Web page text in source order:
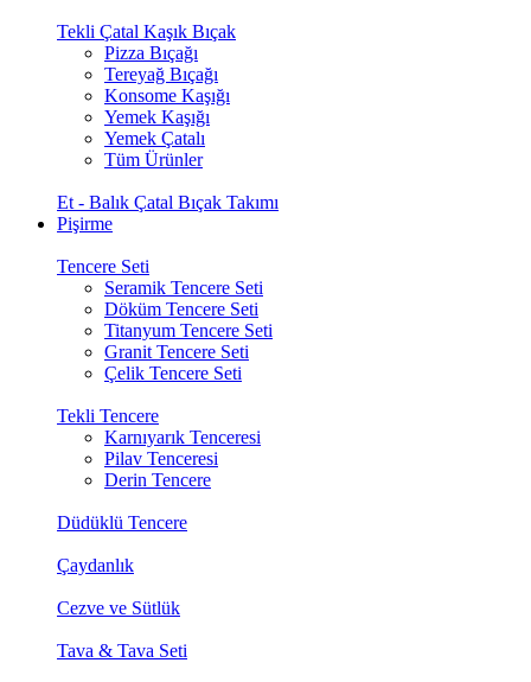
Tekli Çatal Kaşık Bıçak
Pizza Bıçağı
Tereyağ Bıçağı
Konsome Kaşığı
Yemek Kaşığı
Yemek Çatalı
Tüm Ürünler
Et - Balık Çatal Bıçak Takımı
Pişirme
Tencere Seti
Seramik Tencere Seti
Döküm Tencere Seti
Titanyum Tencere Seti
Granit Tencere Seti
Çelik Tencere Seti
Tekli Tencere
Karnıyarık Tenceresi
Pilav Tenceresi
Derin Tencere
Düdüklü Tencere
Çaydanlık
Cezve ve Sütlük
Tava & Tava Seti